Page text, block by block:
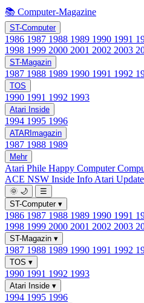
📚 Computer-Magazine
ST-Computer
1986 1987 1988 1989 1990 1991
1998 1999 2000 2001 2002 2003
ST-Magazin
1987 1988 1989 1990 1991 1992
TOS
1990 1991 1992 1993
Atari Inside
1994 1995 1996
ATARImagazin
1987 1988 1989
Mehr
Atari Phile Happy Computer
ACE NSW Inside Info Atari Update
🌞 🌙
☰
ST-Computer ▾
1986 1987 1988 1989 1990 1991
1998 1999 2000 2001 2002 2003
ST-Magazin ▾
1987 1988 1989 1990 1991 1992
TOS ▾
1990 1991 1992 1993
Atari Inside ▾
1994 1995 1996